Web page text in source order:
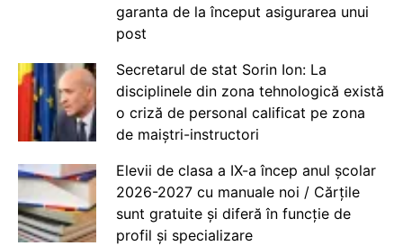
garanta de la început asigurarea unui
post
Secretarul de stat Sorin Ion: La
disciplinele din zona tehnologică există
o criză de personal calificat pe zona
de maiștri-instructori
Elevii de clasa a IX-a încep anul școlar
2026-2027 cu manuale noi / Cărțile
sunt gratuite și diferă în funcție de
profil și specializare